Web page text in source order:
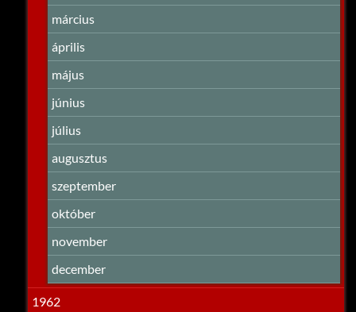
március
április
május
június
július
augusztus
szeptember
október
november
december
1962